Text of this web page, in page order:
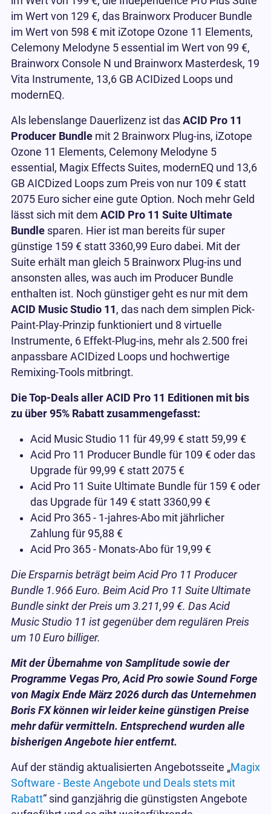
im Wert von 129 €, das Brainworx Producer Bundle
im Wert von 598 € mit iZotope Ozone 11 Elements,
Celemony Melodyne 5 essential im Wert von 99 €,
Brainworx Console N und Brainworx Masterdesk, 19
Vita Instrumente, 13,6 GB ACIDized Loops und
modernEQ.
Als lebenslange Dauerlizenz ist das ACID Pro 11
Producer Bundlemit 2 Brainworx Plug-ins, iZotope
Ozone 11 Elements, Celemony Melodyne 5
essential, Magix Effects Suites, modernEQ und 13,6
GB AICDized Loops zum Preis von nur 109 € statt
2075 Euro sicher eine gute Option. Noch mehr Geld
lässt sich mit dem ACID Pro 11 Suite Ultimate
Bundlesparen. Hier ist man bereits für super
günstige 159 € statt 3360,99 Euro dabei. Mit der
Suite erhält man gleich 5 Brainworx Plug-ins und
ansonsten alles, was auch im Producer Bundle
enthalten ist. Noch günstiger geht es nur mit dem
ACID Music Studio 11 , das nach dem simplen Pick-
Paint-Play-Prinzip funktioniert und 8 virtuelle
Instrumente, 6 Effekt-Plug-ins, mehr als 2.500 frei
anpassbare ACIDized Loops und hochwertige
Remixing-Tools mitbringt.
Die Top-Deals aller ACID Pro 11 Editionen mit bis
zu über 95% Rabatt zusammengefasst:
Acid Music Studio 11 für 49,99 € statt 59,99 €
Acid Pro 11 Producer Bundle für 109 € oder das
Upgrade für 99,99 € statt 2075 €
Acid Pro 11 Suite Ultimate Bundle für 159 € oder
das Upgrade für 149 € statt 3360,99 €
Acid Pro 365 - 1-jahres-Abo mit jährlicher
Zahlung für 95,88 €
Acid Pro 365 - Monats-Abo für 19,99 €
Die Ersparnis beträgt beim Acid Pro 11 Producer
Bundle 1.966 Euro. Beim Acid Pro 11 Suite Ultimate
Bundle sinkt der Preis um 3.211,99 €. Das Acid
Music Studio 11 ist gegenüber dem regulären Preis
um 10 Euro billiger.
Mit der Übernahme von Samplitude sowie der
Programme Vegas Pro, Acid Pro sowie Sound Forge
von Magix Ende März 2026 durch das Unternehmen
Boris FX können wir leider keine günstigen Preise
mehr dafür vermitteln. Entsprechend wurden alle
bisherigen Angebote hier entfernt.
Auf der ständig aktualisierten Angebotsseite „Magix
Software - Beste Angebote und Deals stets mit
Rabatt“ sind ganzjährig die günstigsten Angebote